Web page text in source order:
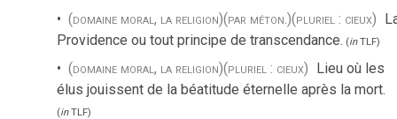
(domaine moral, la religion)(par méton.)(pluriel : cieux)
Providence ou tout principe de transcendance. (inTLF)
(domaine moral, la religion)(pluriel : cieux) Lieu où les
élus jouissent de la béatitude éternelle après la mort.
(inTLF)